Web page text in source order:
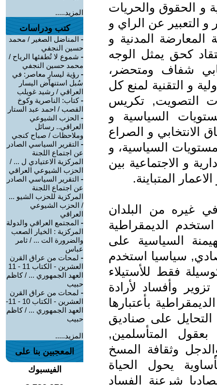
و الحقوق والحريات
و التعبير عن الراي و
المعارضة المدنية و
كحق يمثل الوجه
شفاف ومتحضر،
و التقنية لمنع كل
التصويت, تكريس
السياسية و
الانتخابي و الصراع
السياسية، و
و الاجتماعية بين
المتباينة.
غيره من البلدان
والأسلامية ومنذ عام 2003 استخدم الديمقراطية
السياسية على
سياسيا استخدم
فقط للأستيلاء
وأفساد لأرادة
بأعتبارها
على صناديق
المتأسلمين,
وثقافة المسخ
يحول الحياة
شرعنة الفساد
المزيد.....
كتب ودراسات
- المناضل الصغير / محمد
حسين النجفي
- شموع لا تُطفئها الرياح /
محمد حسين النجفي
- رؤية ليسارٍ معاصر: في
سُبل استنهاض اليسار
العراقي / رشيد غويلب
-كتاب: الناصرية وكوخ
القصب / احمد عبد الستار
- الحزب الشيوعي
العراقي.. رسائل
وملاحظات / صباح كنجي
- التقرير السياسي الصادر
عن اجتماع اللجنة
المركزية الاعتيادي ل ... /
الحزب الشيوعي العراقي
- التقرير السياسي الصادر
عن اجتماع اللجنة
المركزية للحزب الشيو ...
/ الحزب الشيوعي
العراقي
- المجتمع العراقي والدولة
المركزية : الخيار الصعب
والضرورة الت ... / ثامر
عباس
- لمحات من عراق القرن
العشرين - الكتاب 11 - 11
العهد الجمهوري ... / كاظم
حبيب
- لمحات من عراق القرن
العشرين - الكتاب 10 - 11-
العهد الجمهوري ... / كاظم
حبيب
المزيد.....
المعجبين بنا على
الفيسبوك